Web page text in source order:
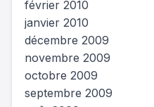
février 2010
janvier 2010
décembre 2009
novembre 2009
octobre 2009
septembre 2009